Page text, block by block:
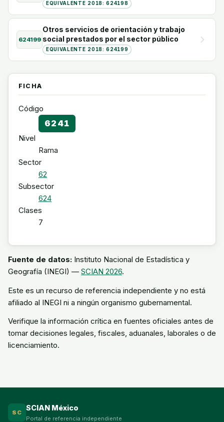
EQUIVALENTE 2018: 624198
624199
Otros servicios de orientación y trabajo
social prestados por el sector público
EQUIVALENTE 2018: 624199
FICHA
Código
6241
Nivel
Rama
Sector
62
Subsector
624
Clases
7
Fuente de datos: Instituto Nacional de Estadística y
Geografía (INEGI) — SCIAN 2026.
Este es un recurso de referencia independiente y no está
afiliado al INEGI ni a ningún organismo gubernamental.
Verifique la información crítica en fuentes oficiales antes de
tomar decisiones legales, fiscales, aduanales, laborales o de
licenciamiento.
SC
SCIAN México
Portal de referencia independiente